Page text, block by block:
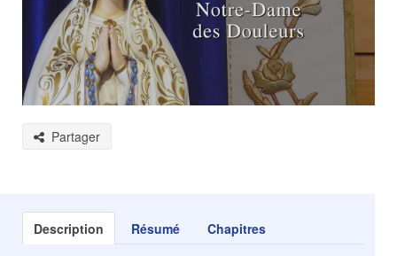
Partager
Description Résumé Chapitres